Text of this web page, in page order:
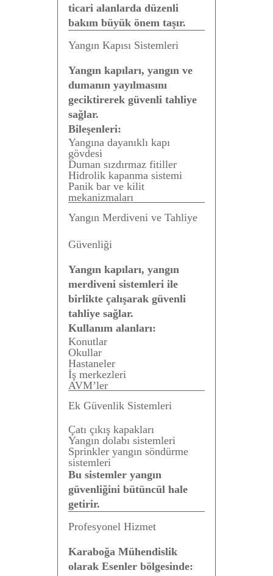
ticari alanlarda düzenli
bakım büyük önem taşır.
Yangın Kapısı Sistemleri
Yangın kapıları, yangın ve
dumanın yayılmasını
geciktirerek güvenli tahliye
sağlar.
Bileşenleri:
Yangına dayanıklı kapı
gövdesi
Duman sızdırmaz fitiller
Hidrolik kapanma sistemi
Panik bar ve kilit
mekanizmaları
Yangın Merdiveni ve Tahliye
Güvenliği
Yangın kapıları, yangın
merdiveni sistemleri ile
birlikte çalışarak güvenli
tahliye sağlar.
Kullanım alanları:
Konutlar
Okullar
Hastaneler
İş merkezleri
AVM’ler
Ek Güvenlik Sistemleri
Çatı çıkış kapakları
Yangın dolabı sistemleri
Sprinkler yangın söndürme
sistemleri
Bu sistemler yangın
güvenliğini bütüncül hale
getirir.
Profesyonel Hizmet
Karaboğa Mühendislik
olarak Esenler bölgesinde: